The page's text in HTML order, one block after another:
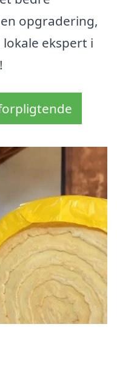
opgradering,
ekspert i